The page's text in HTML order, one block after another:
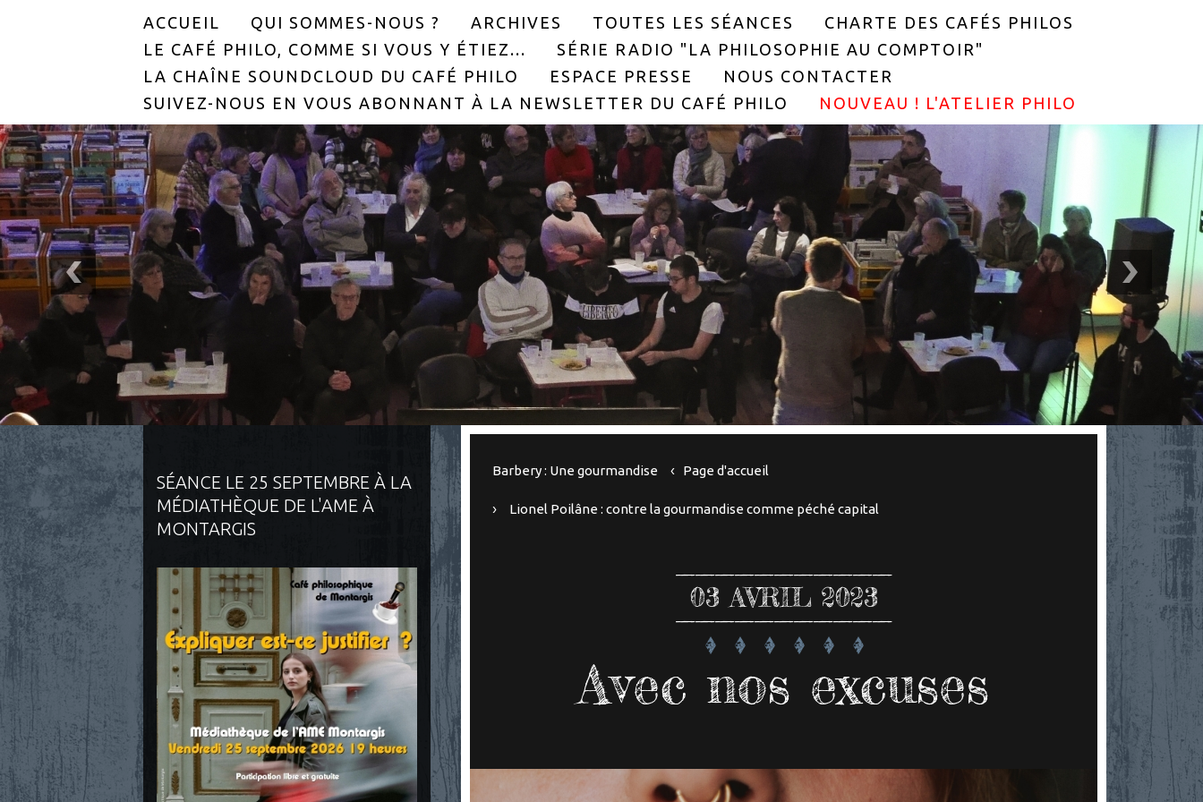
ACCUEIL QUI SOMMES-NOUS ? ARCHIVES TOUTES LES SÉANCES
CHARTE DES CAFÉS PHILOS
LE CAFÉ PHILO, COMME SI VOUS Y ÉTIEZ...
SÉRIE RADIO "LA PHILOSOPHIE AU COMPTOIR"
LA CHAÎNE SOUNDCLOUD DU CAFÉ PHILO
ESPACE PRESSE
NOUS CONTACTER
SUIVEZ-NOUS EN VOUS ABONNANT À LA NEWSLETTER DU CAFÉ PHILO
NOUVEAU ! L'ATELIER PHILO
SÉANCE LE 25 SEPTEMBRE À LA
MÉDIATHÈQUE DE L'AME À
MONTARGIS
Barbery : Une gourmandise Page d'accueil
Lionel Poilâne : contre la gourmandise comme péché capital
03 AVRIL 2023
Avec nos excuses